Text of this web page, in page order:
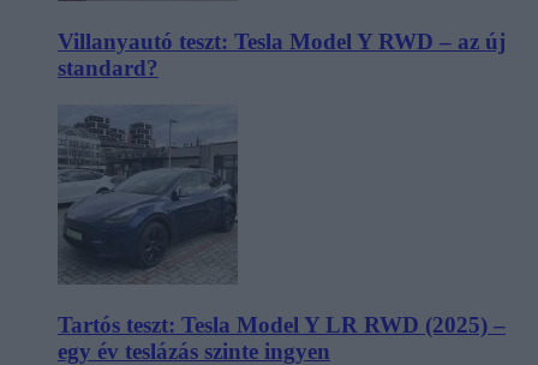
Villanyautó teszt: Tesla Model Y RWD – az új
standard?
Tartós teszt: Tesla Model Y LR RWD (2025) –
egy év teslázás szinte ingyen